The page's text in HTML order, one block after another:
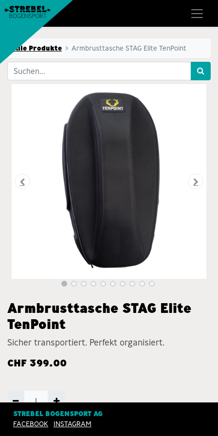
Alle Produkte Armbrusttasche STAG Elite TenPoint
Armbrusttasche STAG Elite
TenPoint
Sicher transportiert. Perfekt organisiert.
CHF 399.00
ZUM WARENKORB
STREBEL BOGENSPORT AG
FACEBOOK
INSTAGRAM